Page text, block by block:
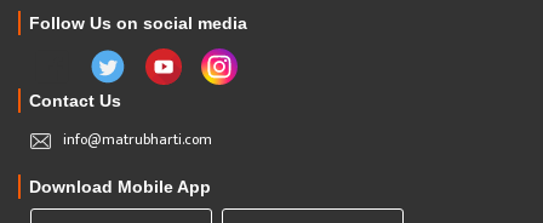
Follow Us on social media
Contact Us
info@matrubharti.com
Download Mobile App